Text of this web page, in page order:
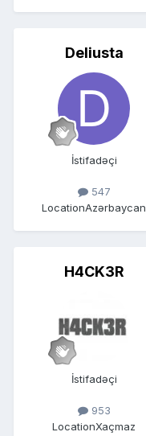
Deliusta
İstifadəçi
547
LocationAzərbaycan
H4CK3R
İstifadəçi
953
LocationXaçmaz